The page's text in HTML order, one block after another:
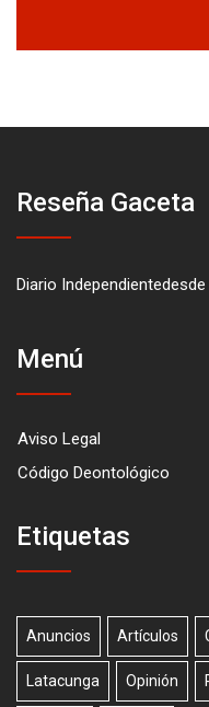
Reseña Gaceta
Diario Independientedesde
Menú
Aviso Legal
Código Deontológico
Etiquetas
Anuncios Artículos
Latacunga Opinión